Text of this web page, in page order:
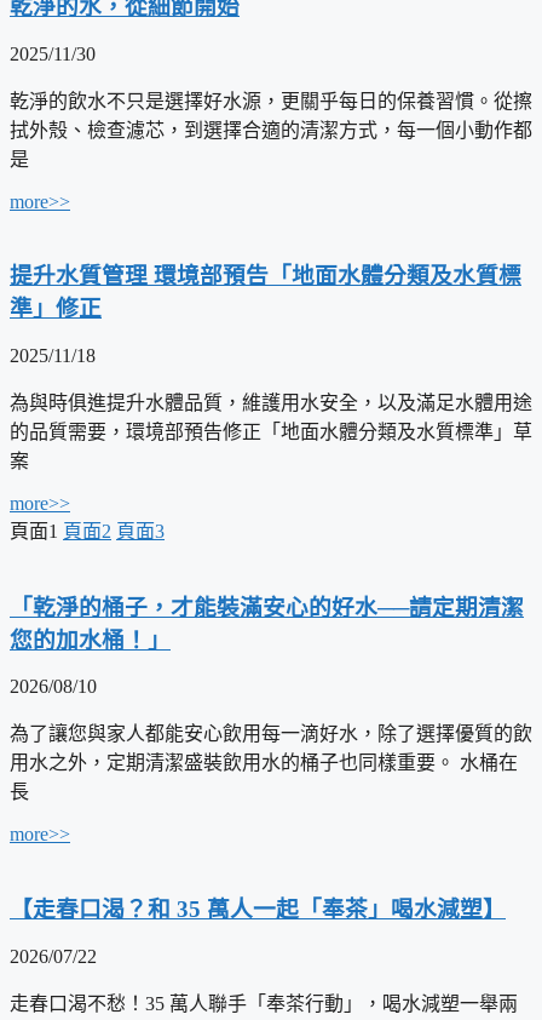
乾淨的水，從細節開始
2025/11/30
乾淨的飲水不只是選擇好水源，更關乎每日的保養習慣。從擦
拭外殼、檢查濾芯，到選擇合適的清潔方式，每一個小動作都
是
more>>
提升水質管理 環境部預告「地面水體分類及水質標
準」修正
2025/11/18
為與時俱進提升水體品質，維護用水安全，以及滿足水體用途
的品質需要，環境部預告修正「地面水體分類及水質標準」草
案
more>>
頁面1 頁面2 頁面3
「乾淨的桶子，才能裝滿安心的好水──請定期清潔
您的加水桶！」
2026/08/10
為了讓您與家人都能安心飲用每一滴好水，除了選擇優質的飲
用水之外，定期清潔盛裝飲用水的桶子也同樣重要。 水桶在
長
more>>
【走春口渴？和 35 萬人一起「奉茶」喝水減塑】
2026/07/22
走春口渴不愁！35 萬人聯手「奉茶行動」，喝水減塑一舉兩